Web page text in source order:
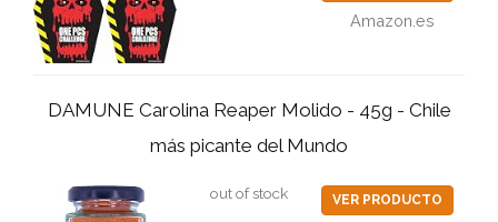
Amazon.es
DAMUNE Carolina Reaper Molido - 45g - Chile
más picante del Mundo
out of stock VER PRODUCTO